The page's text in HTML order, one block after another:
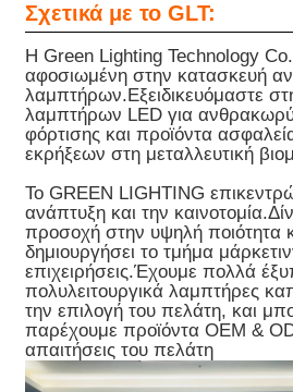
Σχετικά με το GLT:
Η Green Lighting Technology
αφοσιωμένη στην κατασκευή
λαμπτήρων.Εξειδικευόμαστε
λαμπτήρων LED για
φόρτισης και προϊόντα
εκρήξεων στη μεταλλευτική
Το GREEN LIGHTING
ανάπτυξη και την
προσοχή στην υψηλή ποιότητα
δημιουργήσει το τμήμα
επιχειρήσεις.Έχουμε πολλά
πολυλειτουργικά λαμπτήρες
την επιλογή του πελάτη, και
παρέχουμε προϊόντα OEM &
απαιτήσεις του πελάτη